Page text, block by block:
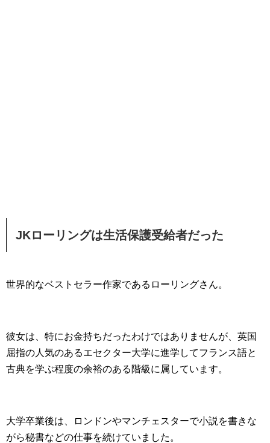
JKローリングは生活保護受給者だった
世界的なベストセラー作家であるローリングさん。
彼女は、特にお金持ちだったわけではありませんが、英国
屈指の人気のあるエセクター大学に進学してフランス語と
古典を学ぶ程度の余裕のある階級に属しています。
大学卒業後は、ロンドンやマンチェスターで小説を書きな
がら秘書などの仕事を続けていました。